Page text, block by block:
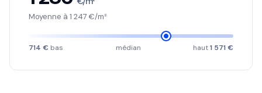
Moyenne à 1 247 €/m²
714 € bas médian haut1 571 €